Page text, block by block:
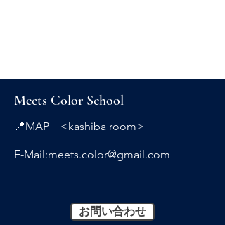
Meets Color School
📍MAP <kashiba room>
E-Mail:meets.color@gmail.com
お問い合わせ